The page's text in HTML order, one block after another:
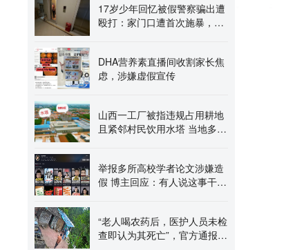
17岁少年回忆被假警察骗出遭
殴打：家门口遭首次施暴，父
DHA营养素直播间收割家长焦
虑，涉嫌虚假宣传
山西一工厂被指违规占用耕地
且紧邻村民饮用水塔 当地多部
举报多所高校学者论文涉嫌造
假 博主回应：有人说这事干得
“老人喝农药后，医护人员未检
查即认为其死亡”，官方通报：